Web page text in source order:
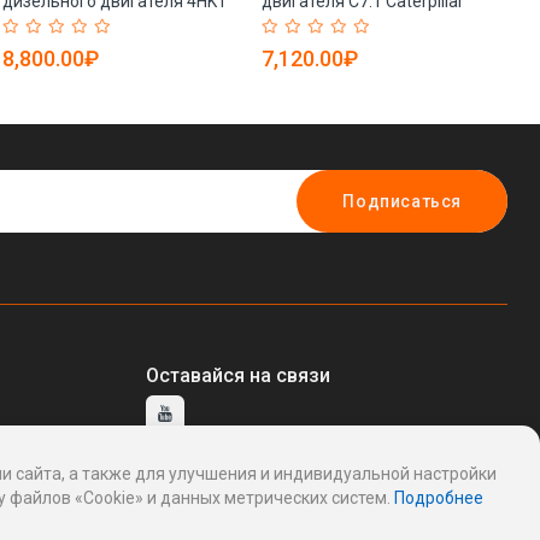
1876184370 (арт. 25-
19080934)
8,800.00₽
E320D2 (арт. 25-19080531)
7,120.00₽
Подписаться
Оставайся на связи
а также для улучшения и индивидуальной настройки
«Cookie» и данных метрических систем. Подробнее